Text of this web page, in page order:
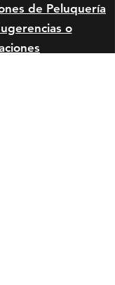
de Peluquería
o